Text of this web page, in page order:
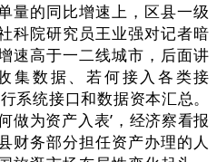
的同比增速上，区县一级
科院研究员王业强对记者暗
速高于一二线城市，后面讲
集数据、若何接入各类接
系统接口和数据资本汇总。
做为资产入表’，经济察看报
财务部分担任资产办理的人